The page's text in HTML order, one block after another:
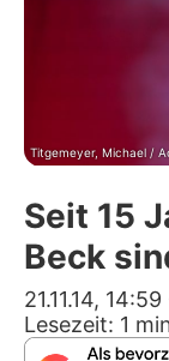
Titgemeyer, Michael /
Seit 15
Beck
21.11.14, 14:59
Lesezeit: 1